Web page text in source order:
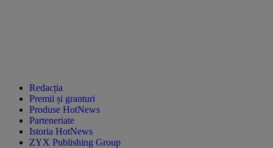
Redacția
Premii și granturi
Produse HotNews
Parteneriate
Istoria HotNews
ZYX Publishing Group